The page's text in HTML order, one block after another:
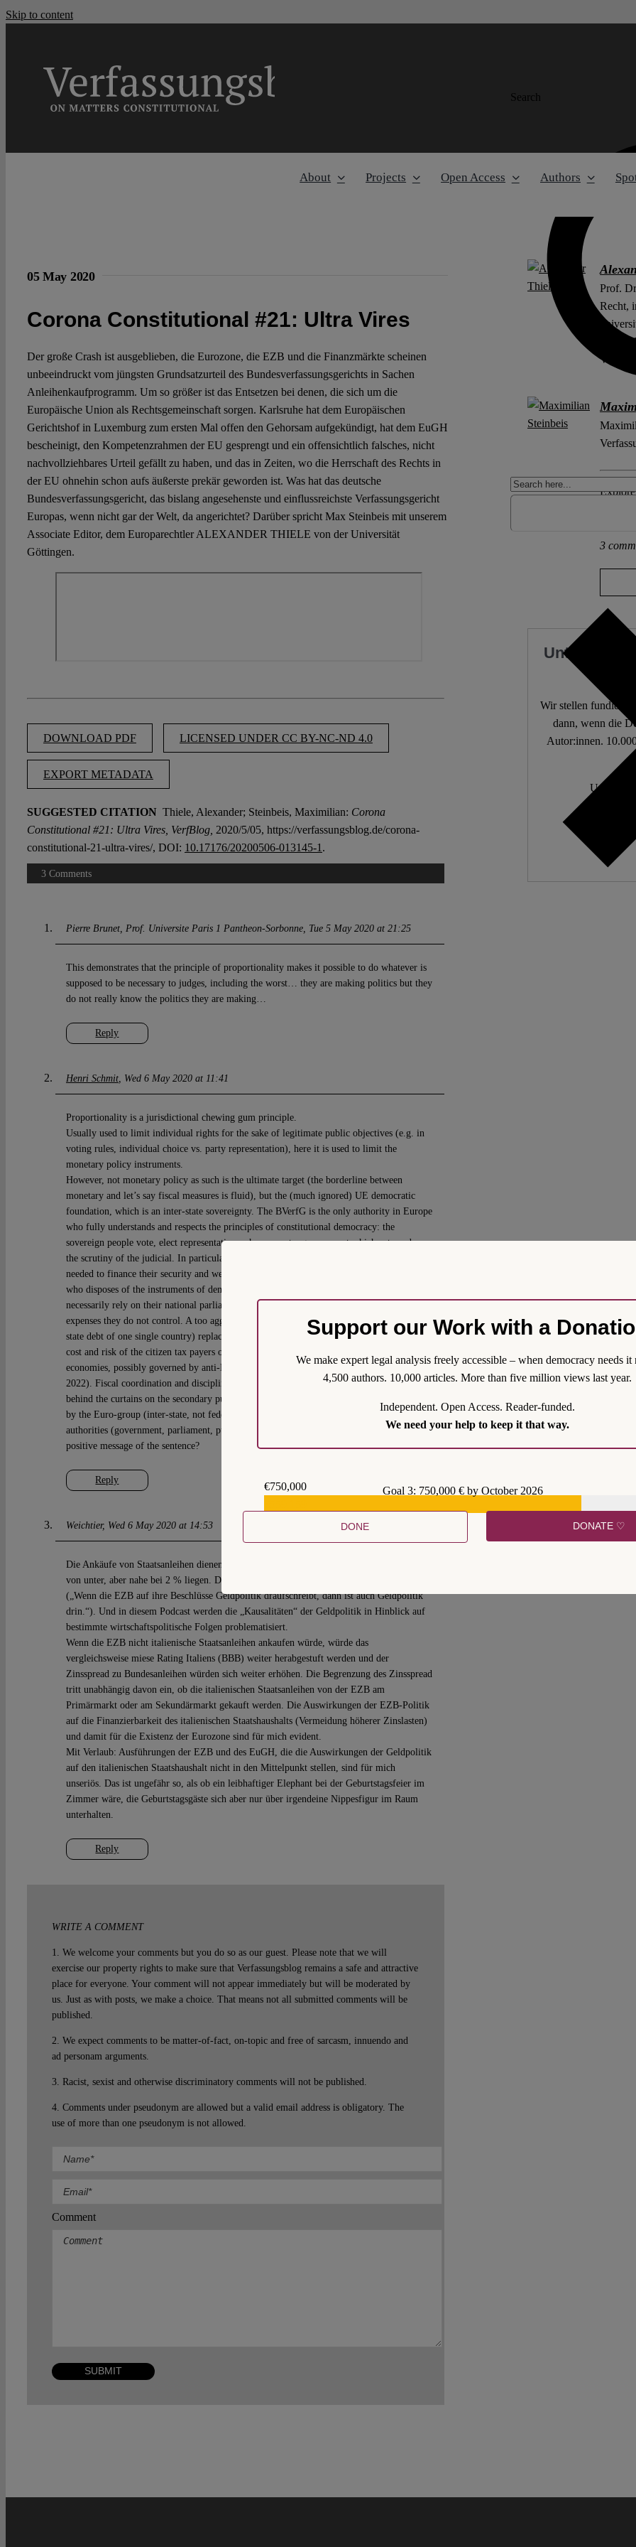
Skip to content
Search
About Projects Open Access Authors
05 May 2020
Corona Constitutional #21: Ultra Vires
Der große Crash ist ausgeblieben, die Eurozone, die EZB und die Finanzmärkte scheinen
unbeeindruckt vom jüngsten Grundsatzurteil des Bundesverfassungsgerichts in Sachen
Anleihenkaufprogramm. Um so größer ist das Entsetzen bei denen, die sich um die
Europäische Union als Rechtsgemeinschaft sorgen. Karlsruhe hat dem Europäischen
Gerichtshof in Luxemburg zum ersten Mal offen den Gehorsam aufgekündigt, hat dem EuGH
bescheinigt, den Kompetenzrahmen der EU gesprengt und ein offensichtlich falsches, nicht
nachvollziehbares Urteil gefällt zu haben, und das in Zeiten, wo die Herrschaft des Rechts in
der EU ohnehin schon aufs äußerste prekär geworden ist. Was hat das deutsche
Bundesverfassungsgericht, das bislang angesehenste und einflussreichste Verfassungsgericht
Europas, wenn nicht gar der Welt, da angerichtet? Darüber spricht Max Steinbeis mit unserem
Associate Editor, dem Europarechtler ALEXANDER THIELE von der Universität
Göttingen.
DOWNLOAD PDF LICENSED UNDER CC BY-NC-ND 4.0
EXPORT METADATA
SUGGESTED CITATION Thiele, Alexander; Steinbeis, Maximilian: Corona
Constitutional #21: Ultra Vires, VerfBlog, 2020/5/05, https://verfassungsblog.de/corona-
constitutional-21-ultra-vires/, DOI: 10.17176/20200506-013145-1 .
3 Comments
Pierre Brunet, Prof. Universite Paris 1 Pantheon-Sorbonne Tue 5 May 2020 at 21:25
Reply
This demonstrates that the principle of proportionality makes it possible to do whatever is
supposed to be necessary to judges, including the worst… they are making politics but they
do not really know the politics they are making…
Henri Schmit Wed 6 May 2020 at 11:41
Reply
Proportionality is a jurisdictional chewing gum principle.
Usually used to limit individual rights for the sake of legitimate public objectives (e.g. in
voting rules, individual choice vs. party representation), here it is used to limit the
monetary policy instruments.
However, not monetary policy as such is the ultimate target (the borderline between
monetary and let’s say fiscal measures is fluid), but the (much ignored) UE democratic
foundation, which is an inter-state sovereignty. The BVerfG is the only authority in Europe
who fully understands and respects the principles of constitutional democracy: the
sovereign people vote, elect representatives who support a government which acts under
the scrutiny of the judicial. In particular the people’s representatives approve the taxes
needed to finance their security and welfare. There is no European nor Euro-zone “people”
who disposes of the instruments of democracy to approve UE or Euro-taxes.The tax payers
necessarily rely on their national parliament and trust their government not to pay for
expenses they do not control. A too aggressive BCE policy (e.g. unlimited acquisition of
state debt of one single country) replaces national fiscal policy and tends to finance (at the
cost and risk of the citizen tax payers of the other countries) willfully divergent national
economies, possibly governed by anti-European majorities (Italy 2011, 2018, and maybe
2022). Fiscal coordination and discipline should not be abandoned to the BCE acting
behind the curtains on the secondary public debt markets, but should be addressed publicly
by the Euro-group (inter-state, not federal) authorities and ultimately by the national
authorities (government, parliament, public opinion and judiciary). Could that not be the
positive message of the sentence?
Weichtier Wed 6 May 2020 at 14:53
Reply
Die Ankäufe von Staatsanleihen dienen laut EZB dazu, dass die Inflationsraten mittelfristig
von unter, aber nahe bei 2 % liegen. Der EuGH vertritt dazu eine Nutella-Rechtsprechung
(„Wenn die EZB auf ihre Beschlüsse Geldpolitik draufschreibt, dann ist auch Geldpolitik
drin.“). Und in diesem Podcast werden die „Kausalitäten“ der Geldpolitik in Hinblick auf
bestimmte wirtschaftspolitische Folgen problematisiert.
Wenn die EZB nicht italienische Staatsanleihen ankaufen würde, würde das
vergleichsweise miese Rating Italiens (BBB) weiter herabgestuft werden und der
Zinsspread zu Bundesanleihen würden sich weiter erhöhen. Die Begrenzung des Zinsspread
tritt unabhängig davon ein, ob die italienischen Staatsanleihen von der EZB am
Primärmarkt oder am Sekundärmarkt gekauft werden. Die Auswirkungen der EZB-Politik
auf die Finanzierbarkeit des italienischen Staatshaushalts (Vermeidung höherer Zinslasten)
und damit für die Existenz der Eurozone sind für mich evident.
Mit Verlaub: Ausführungen der EZB und des EuGH, die die Auswirkungen der Geldpolitik
auf den italienischen Staatshaushalt nicht in den Mittelpunkt stellen, sind für mich
unseriös. Das ist ungefähr so, als ob ein leibhaftiger Elephant bei der Geburtstagsfeier im
Zimmer wäre, die Geburtstagsgäste sich aber nur über irgendeine Nippesfigur im Raum
unterhalten.
WRITE A COMMENT
1. We welcome your comments but you do so as our guest. Please note that we will
exercise our property rights to make sure that Verfassungsblog remains a safe and attractive
place for everyone. Your comment will not appear immediately but will be moderated by
us. Just as with posts, we make a choice. That means not all submitted comments will be
published.
2. We expect comments to be matter-of-fact, on-topic and free of sarcasm, innuendo and
ad personam arguments.
3. Racist, sexist and otherwise discriminatory comments will not be published.
4. Comments under pseudonym are allowed but a valid email address is obligatory. The
use of more than one pseudonym is not allowed.
Comment
Prof.
Recht,
3
Wir stellen fundierte
dann, wenn die
Autor:innen.
Wir
Support our Work with a
We make expert legal analysis freely accessible – when democracy needs it
4,500 authors. 10,000 articles. More than five million views last year.
Independent. Open Access. Reader-funded.
We need your help to keep it that way.
€750,000
Goal 3: 750,000 € by October 2026
DONE DONATE ♡